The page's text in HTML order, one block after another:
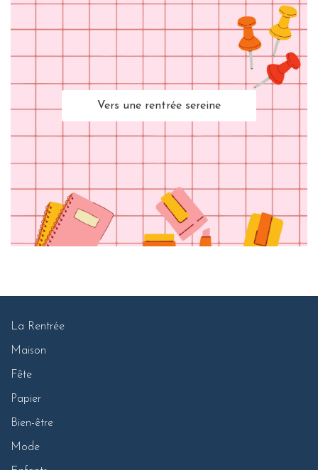
Vers une rentrée sereine
La Rentrée
Maison
Fête
Papier
Bien-être
Mode